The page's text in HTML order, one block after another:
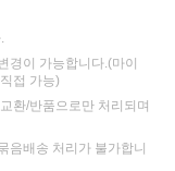
경이 가능합니다.(마이
접 가능)
환/반품으로만 처리되며
음배송 처리가 불가합니